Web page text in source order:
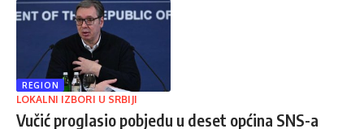
REGION
LOKALNI IZBORI U SRBIJI
Vučić proglasio pobjedu u deset općina SNS-a